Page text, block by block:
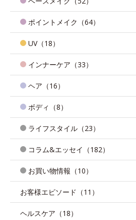
ポイントメイク（64）
UV（18）
インナーケア（33）
ヘア（16）
ボディ（8）
ライフスタイル（23）
コラム&エッセイ（182）
お買い物情報（10）
お客様エピソード（11）
ヘルスケア（18）